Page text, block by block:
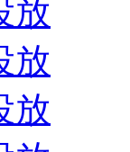
放
放
放